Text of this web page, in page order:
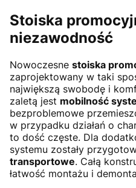
Stoiska
niezawodność
Nowoczesne stoiska
zaprojektowany w taki
największą swobodę i
zaletą jest mobilność
bezproblemowe
w przypadku działań o
to dość częste. Dla
systemu zostały
transportowe. Całą
łatwość montażu i